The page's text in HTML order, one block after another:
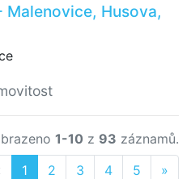
Malenovice, Husova,
1-10 z 93 záznamů.
Previous
1 2 3 4 5 »